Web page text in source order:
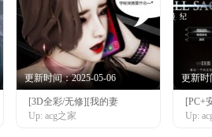
更新时间：2025-05-06
[3D全彩/无修][我的妻
Up: acg之家
更新时
[PC+
Up: